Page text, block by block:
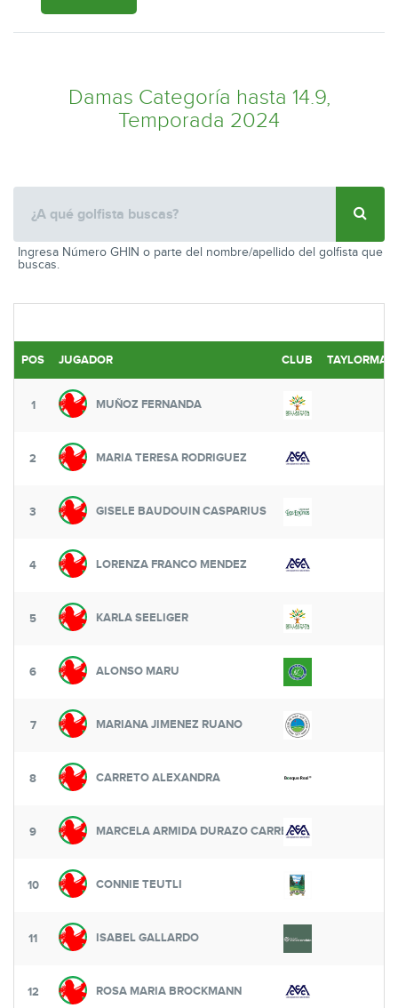
Damas Categoría hasta 14.9,
Temporada 2024
Ingresa Número GHIN o parte del nombre/apellido del golfista que
buscas.
POS JUGADOR CLUB
1 MUÑOZ FERNANDA
2 MARIA TERESA RODRIGUEZ
3 GISELE BAUDOUIN CASPARIUS
4 LORENZA FRANCO MENDEZ
5 KARLA SEELIGER
6 ALONSO MARU
7 MARIANA JIMENEZ RUANO
8 CARRETO ALEXANDRA
9 MARCELA ARMIDA DURAZO CARREON
10 CONNIE TEUTLI
11 ISABEL GALLARDO
12 ROSA MARIA BROCKMANN